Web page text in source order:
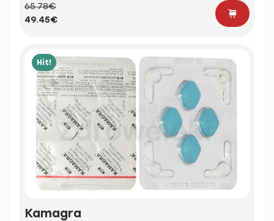
65.78€
49.45€
Hit!
Kamagra